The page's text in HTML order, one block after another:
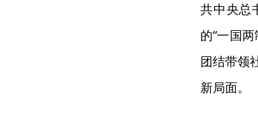
共中央总
的“一国
团结带领
新局面。